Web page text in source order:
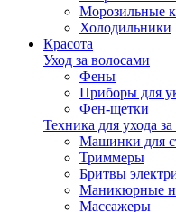
Морозильные
Холодильники
Красота
Уход за волосами
Фены
Приборы для
Фен-щетки
Техника для ухода за
Машинки для
Триммеры
Бритвы
Маникюрные
Массажеры